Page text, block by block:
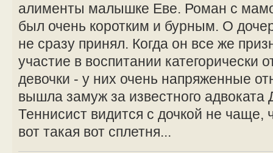
алименты малышке Еве. Роман с
был очень коротким и бурным. О
не сразу принял. Когда он все же
участие в воспитании категорически
девочки - у них очень напряженные
вышла замуж за известного адвоката
Теннисист видится с дочкой не чаще,
вот такая вот сплетня...